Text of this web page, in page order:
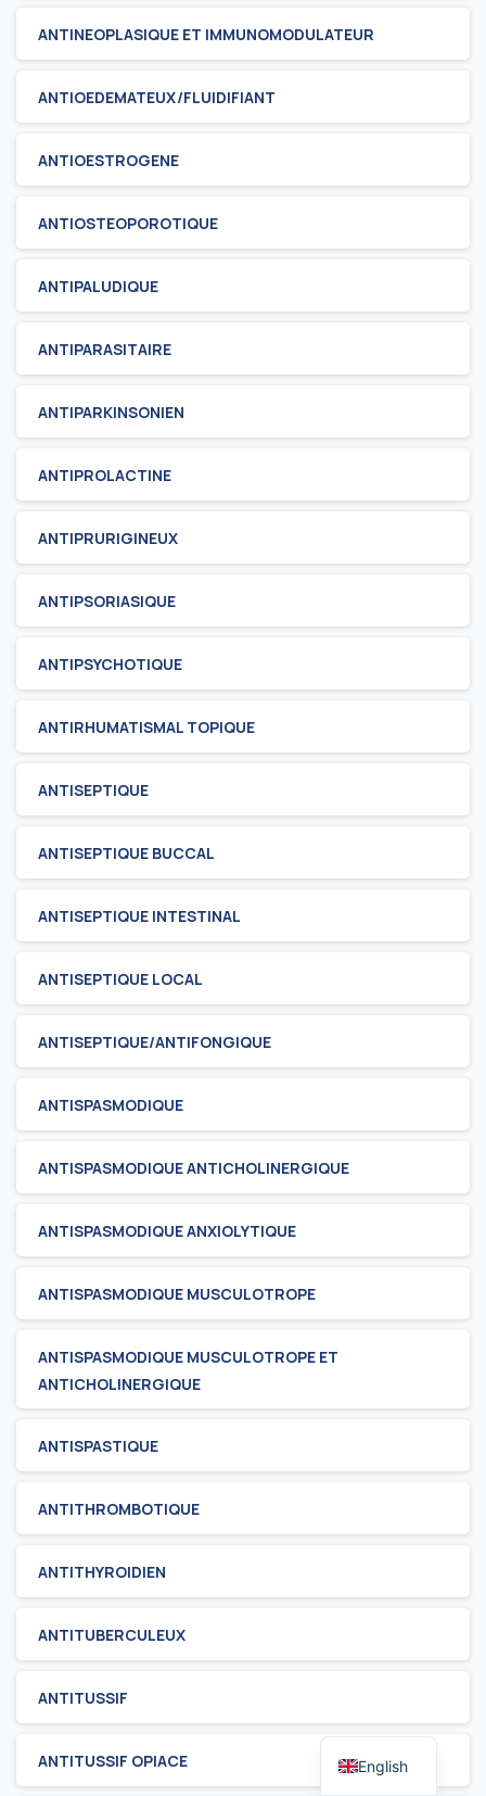
ANTINEOPLASIQUE ET IMMUNOMODULATEUR
ANTIOEDEMATEUX/FLUIDIFIANT
ANTIOESTROGENE
ANTIOSTEOPOROTIQUE
ANTIPALUDIQUE
ANTIPARASITAIRE
ANTIPARKINSONIEN
ANTIPROLACTINE
ANTIPRURIGINEUX
ANTIPSORIASIQUE
ANTIPSYCHOTIQUE
ANTIRHUMATISMAL TOPIQUE
ANTISEPTIQUE
ANTISEPTIQUE BUCCAL
ANTISEPTIQUE INTESTINAL
ANTISEPTIQUE LOCAL
ANTISEPTIQUE/ANTIFONGIQUE
ANTISPASMODIQUE
ANTISPASMODIQUE ANTICHOLINERGIQUE
ANTISPASMODIQUE ANXIOLYTIQUE
ANTISPASMODIQUE MUSCULOTROPE
ANTISPASMODIQUE MUSCULOTROPE ET
ANTICHOLINERGIQUE
ANTISPASTIQUE
ANTITHROMBOTIQUE
ANTITHYROIDIEN
ANTITUBERCULEUX
ANTITUSSIF
ANTITUSSIF OPIACE English